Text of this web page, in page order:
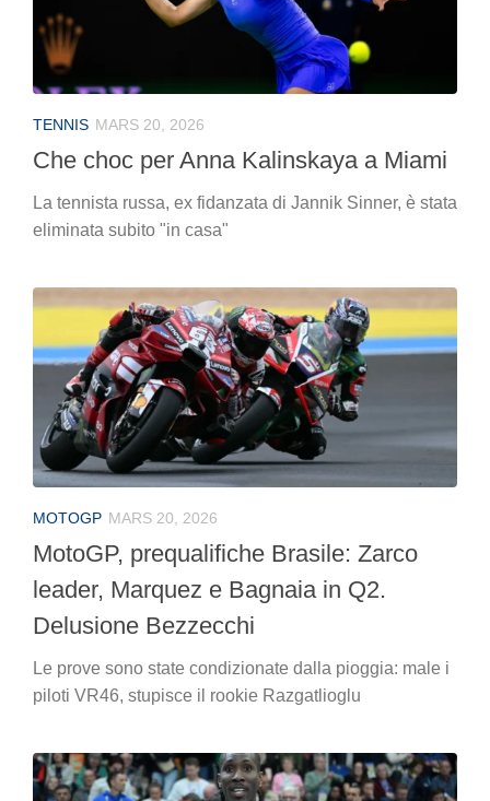
TENNIS MARS 20, 2026
Che choc per Anna Kalinskaya a Miami
La tennista russa, ex fidanzata di Jannik Sinner, è stata
eliminata subito "in casa"
MOTOGP MARS 20, 2026
MotoGP, prequalifiche Brasile: Zarco
leader, Marquez e Bagnaia in Q2.
Delusione Bezzecchi
Le prove sono state condizionate dalla pioggia: male i
piloti VR46, stupisce il rookie Razgatlioglu